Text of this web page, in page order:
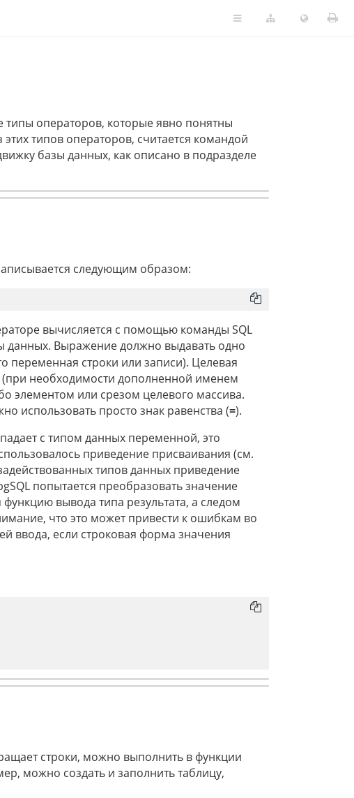
типы операторов, которые явно понятны
типов операторов, считается командой
базы данных, как описано в подразделе
следующим образом:
вычисляется с помощью команды SQL
данных. Выражение должно выдавать одно
переменная строки или записи). Целевая
необходимости дополненной именем
элементом или срезом целевого массива.
использовать просто знак равенства (=).
с типом данных переменной, это
приведение присваивания (см.
типов данных приведение
попытается преобразовать значение
функцию вывода типа результата, а следом
что это может привести к ошибкам во
ввода, если строковая форма значения
строки, можно выполнить в функции
можно создать и заполнить таблицу,